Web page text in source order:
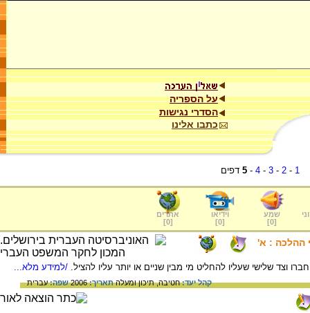
על הספריה
הסדרי נגישות
כתבו אלינו
1
-
2
-
3
-
4
-
5 דפים
שמע
[
0
]
וידיאו
[
0
]
אתרים
[
0
]
ההלכה : א'
וצד שלישי שעליו להחליט מי מבין שניים או יותר עליו להציל. /למידע מלא...
קהל יעד:חטיבה,תיכון ומעלהתאריך:2006 שפה:עברית